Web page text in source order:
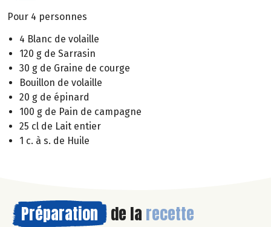
Pour 4 personnes
4 Blanc de volaille
120 g de Sarrasin
30 g de Graine de courge
Bouillon de volaille
20 g de épinard
100 g de Pain de campagne
25 cl de Lait entier
1 c. à s. de Huile
Préparation de la recette